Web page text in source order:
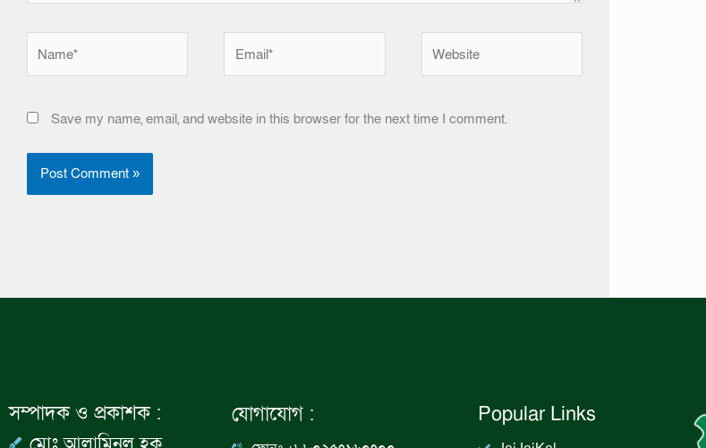
Save my name, email, and website in this browser for the next time I comment.
সম্পাদক ও প্রকাশক : যোগাযোগ : Popular Links